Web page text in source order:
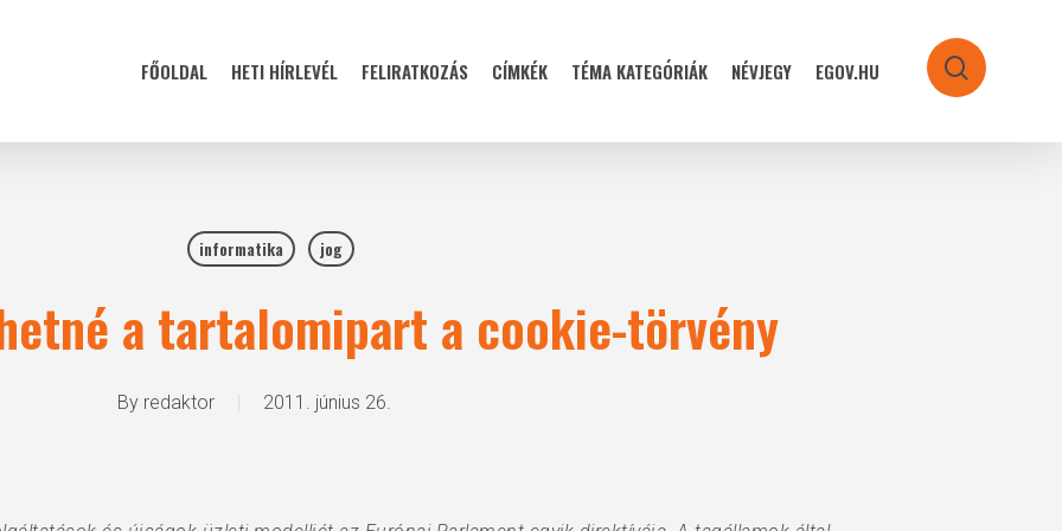
FŐOLDAL HETI HÍRLEVÉL FELIRATKOZÁS CÍMKÉK TÉMA KATEGÓRIÁK NÉVJEGY EGOV.HU search
informatika jog
a tartalomipart a cookie-törvény
By redaktor 2011. június 26.